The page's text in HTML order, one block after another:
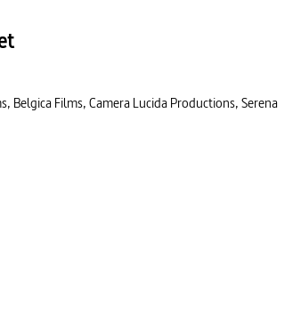
indonésien, une épice valant autant que l’or : le
Belgica Films, Camera Lucida Productions, Serena